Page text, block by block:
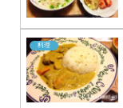
料理